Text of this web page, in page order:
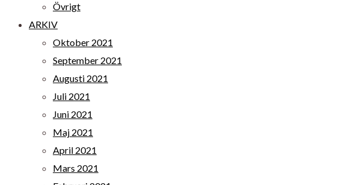
Övrigt
ARKIV
Oktober 2021
September 2021
Augusti 2021
Juli 2021
Juni 2021
Maj 2021
April 2021
Mars 2021